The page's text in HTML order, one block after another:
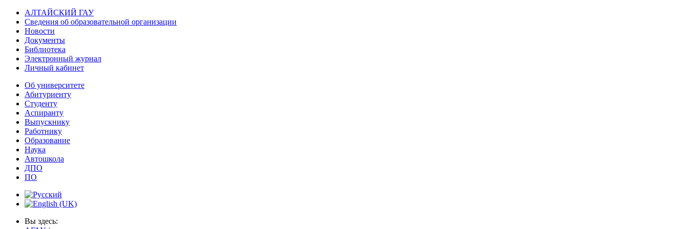
АЛТАЙСКИЙ ГАУ
Сведения об образовательной организации
Новости
Документы
Библиотека
Электронный журнал
Личный кабинет
Об университете
Абитуриенту
Студенту
Аспиранту
Выпускнику
Работнику
Образование
Наука
Автошкола
ДПО
ПО
Вы здесь: